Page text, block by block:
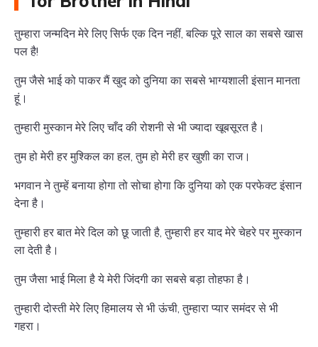
तुम्हारा जन्मदिन मेरे लिए सिर्फ एक दिन नहीं, बल्कि पूरे साल का सबसे खास
पल है!
तुम जैसे भाई को पाकर मैं खुद को दुनिया का सबसे भाग्यशाली इंसान मानता
हूं।
तुम्हारी मुस्कान मेरे लिए चाँद की रोशनी से भी ज्यादा खूबसूरत है।
तुम हो मेरी हर मुश्किल का हल, तुम हो मेरी हर खुशी का राज।
भगवान ने तुम्हें बनाया होगा तो सोचा होगा कि दुनिया को एक परफेक्ट इंसान
देना है।
तुम्हारी हर बात मेरे दिल को छू जाती है, तुम्हारी हर याद मेरे चेहरे पर मुस्कान
ला देती है।
तुम जैसा भाई मिला है ये मेरी जिंदगी का सबसे बड़ा तोहफा है।
तुम्हारी दोस्ती मेरे लिए हिमालय से भी ऊंची, तुम्हारा प्यार समंदर से भी
गहरा।